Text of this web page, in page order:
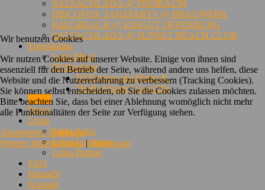
SALSACOLADA @ FREIRAUM
DISCOFOX TANZPARTY @ BRAUWERK
KIZZ-BEACH @ ESSGUT OFFENBURG
SALSACOLADA @ SUNSET BEACH CLUB
Fuegolatino
Latin Music
DJ Booking
DJ Enrique aka Heinz-K.
"Hall of Fame" Gast-DJs
Bilder
News
Links
Links Salsa
Links Locations
Links Partner
FAQ
Hansefit
Kontakt
Wir benutzen Cookies
Wir nutzen Cookies auf unserer Website. Einige von ihnen sind
essenziell für den Betrieb der Seite, während andere uns helfen, diese
Website und die Nutzererfahrung zu verbessern (Tracking Cookies).
Sie können selbst entscheiden, ob Sie die Cookies zulassen möchten.
Bitte beachten Sie, dass bei einer Ablehnung womöglich nicht mehr
alle Funktionalitäten der Seite zur Verfügung stehen.
Akzeptieren Ablehnen
Weitere Informationen|Impressum